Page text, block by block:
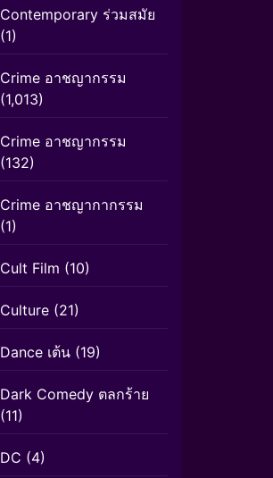
Contemporary ร่วมสมัย
(1)
Crime อาชญากรรม
(1,013)
Crime อาชญากรรม
(132)
Crime อาชญากากรรม
(1)
Cult Film (10)
Culture (21)
Dance เต้น (19)
Dark Comedy ตลกร้าย
(11)
DC (4)